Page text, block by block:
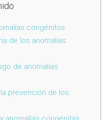
congénitos
de los anomalías
de anomalías
prevención de los